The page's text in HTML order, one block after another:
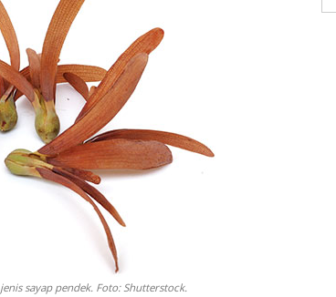
sayap pendek. Foto: Shutterstock.